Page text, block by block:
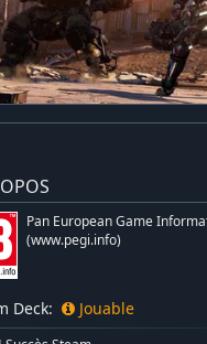
Pan European Game
(www.pegi.info)
Deck: Jouable